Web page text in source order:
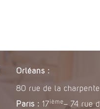
Orléans :
80 rue de la
Paris : 17 ième– 74 rue